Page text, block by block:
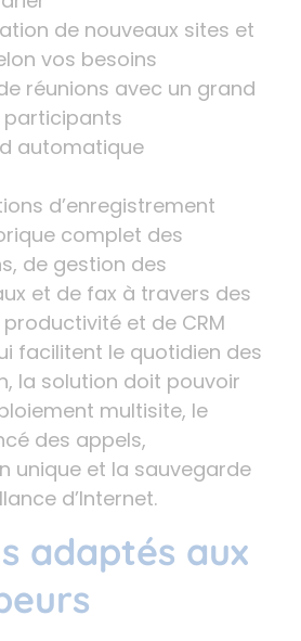
de nouveaux sites et
vos besoins
réunions avec un grand
automatique
d’enregistrement
complet des
de gestion des
et de fax à travers des
et de CRM
facilitent le quotidien des
la solution doit pouvoir
multisite, le
des appels,
unique et la sauvegarde
d’Internet.
adaptés aux